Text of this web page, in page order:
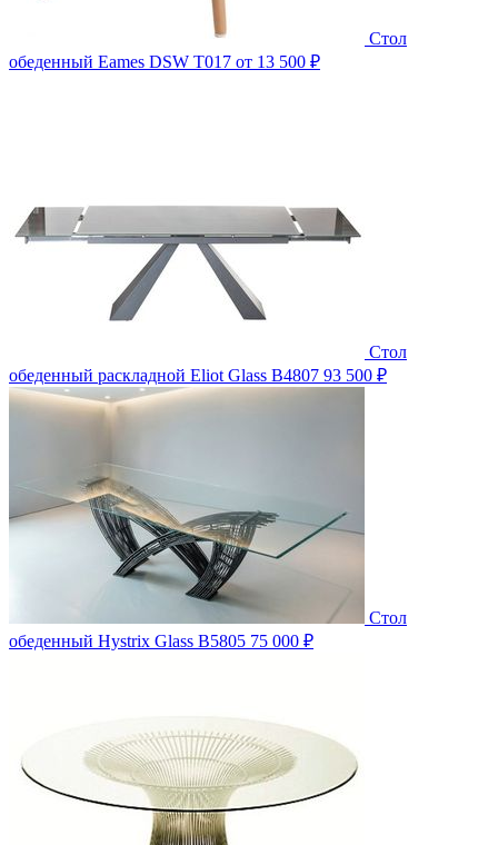
Стол
обеденный Eames DSW T017 от 13 500 ₽
Стол
обеденный раскладной Eliot Glass B4807 93 500 ₽
Стол
обеденный Hystrix Glass B5805 75 000 ₽